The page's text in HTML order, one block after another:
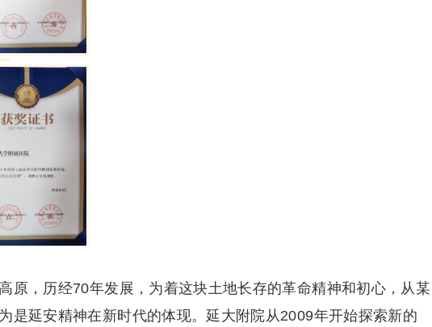
原，历经70年发展，为着这块土地长存的革命精神和初心，从某
是延安精神在新时代的体现。延大附院从2009年开始探索新的